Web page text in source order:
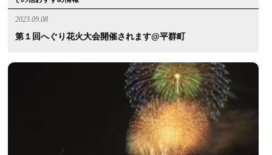
2023.09.08
第１回へぐり花火大会開催されます@平群町